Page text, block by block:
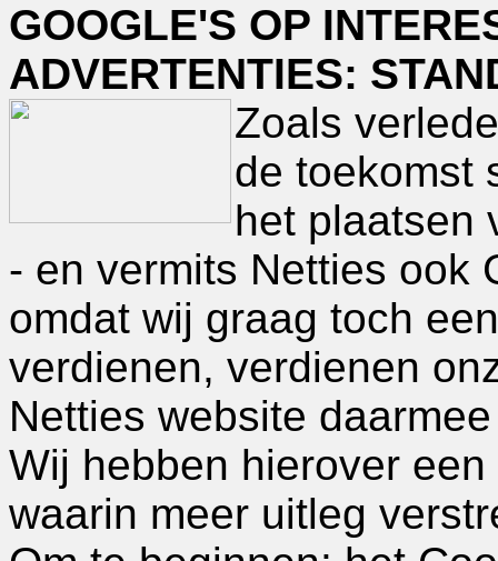
GOOGLE'S OP
ADVERTENTIES:
Zoals
de toekomst
het plaatsen
- en vermits Netties ook
omdat wij graag toch
verdienen, verdienen
Netties website
Wij hebben hierover
waarin meer uitleg